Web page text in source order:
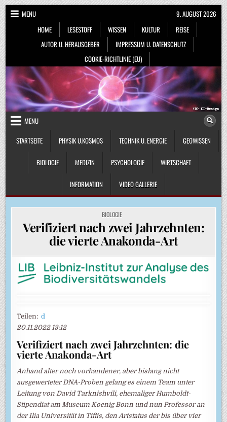
Skip
to
content
MENU
HOME
LESESTOFF WISSEN KULTUR
REISE
AUTOR U. HERAUSGEBER
IMPRESSUM U. DATENSCHUTZ
COOKIE-RICHTLINIE (EU)
9. AUGUST 2026
MENU
STARTSEITE
PHYSIK U.KOSMOS TECHNIK U. ENERGIE GEOWISSEN
BIOLOGIE MEDIZIN PSYCHOLOGIE WIRTSCHAFT
INFORMATION VIDEO GALLERIE
POSTED
IN
BIOLOGIE
Verifiziert nach zwei Jahrzehnten:
die vierte Anakonda-Art
Teilen:d
20.11.2022 13:12
Verifiziert nach zwei Jahrzehnten: die
vierte Anakonda-Art
Anhand alter noch vorhandener, aber bislang nicht
ausgewerteter DNA-Proben gelang es einem Team unter
Leitung von David Tarknishvili, ehemaliger Humboldt-
Stipendiat am Museum Koenig Bonn und nun Professor an
der Ilia Universität in Tiflis, den Artstatus der bis über vier